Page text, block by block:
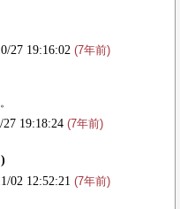
27 19:16:02 (7年前)
27 19:18:24 (7年前)
02 12:52:21 (7年前)